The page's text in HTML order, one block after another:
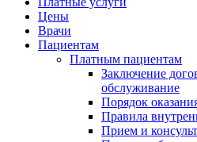
Цены
Врачи
Пациентам
Платным пациентам
Заключение
обслуживание
Порядок
Правила
Прием и